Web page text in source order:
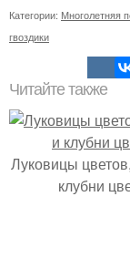
Категории: Многолетняя
гвоздики
Читайте также
Луковицы
клубни